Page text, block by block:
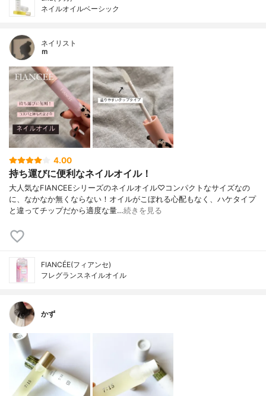
ネイルオイルベーシック
ネイリスト
ｍ
4.00
持ち運びに便利なネイルオイル！
大人気なFIANCEEシリーズのネイルオイル♡コンパクトなサイズなの
に、なかなか無くならない！オイルがこぼれる心配もなく、ハケタイプ
と違ってチップだから適度な量…続きを見る
FIANCÉE(フィアンセ)
フレグランスネイルオイル
かず